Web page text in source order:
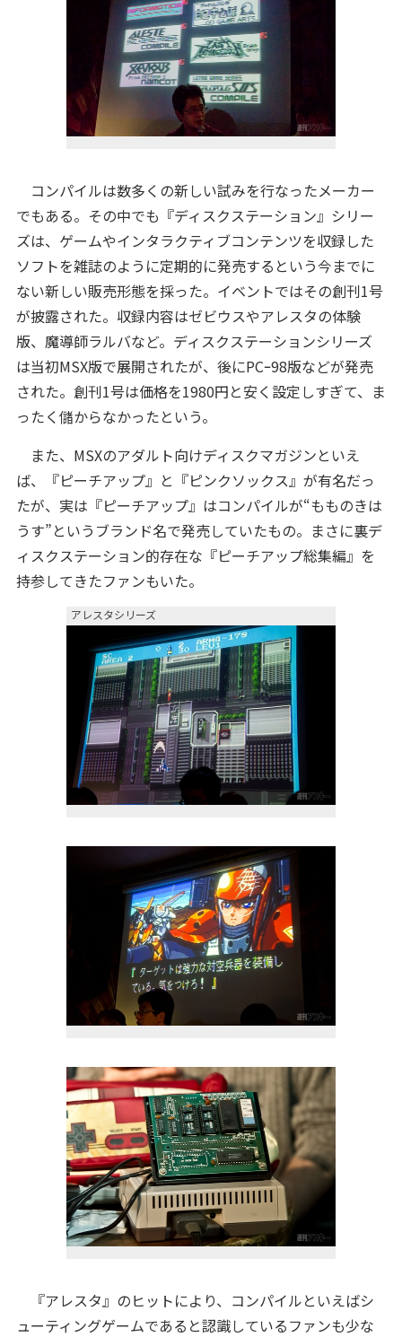
コンパイルは数多くの新しい試みを行なったメーカー
でもある。その中でも『ディスクステーション』シリー
ズは、ゲームやインタラクティブコンテンツを収録した
ソフトを雑誌のように定期的に発売するという今までに
ない新しい販売形態を採った。イベントではその創刊1号
が披露された。収録内容はゼビウスやアレスタの体験
版、魔導師ラルバなど。ディスクステーションシリーズ
は当初MSX版で展開されたが、後にPCｰ98版などが発売
された。創刊1号は価格を1980円と安く設定しすぎて、ま
ったく儲からなかったという。
また、MSXのアダルト向けディスクマガジンといえ
ば、『ピーチアップ』と『ピンクソックス』が有名だっ
たが、実は『ピーチアップ』はコンパイルが“もものきは
うす”というブランド名で発売していたもの。まさに裏デ
ィスクステーション的存在な『ピーチアップ総集編』を
持参してきたファンもいた。
アレスタシリーズ
『アレスタ』のヒットにより、コンパイルといえばシ
ューティングゲームであると認識しているファンも少な